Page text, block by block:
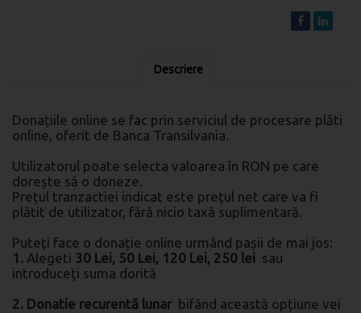
Descriere
Donațiile online se fac prin serviciul de procesare plăti
online, oferit de Banca Transilvania.
Utilizatorul poate selecta valoarea în RON pe care
dorește să o doneze.
Prețul tranzactiei indicat este prețul net care va fi
plătit de utilizator, fără nicio taxă suplimentară.
Puteți face o donație online urmând pașii de mai jos:
1. Alegeti 30 Lei, 50 Lei, 120 Lei, 250 lei sau
introduceți suma dorită
2. Donatie recurentă lunar bifând această opțiune vei